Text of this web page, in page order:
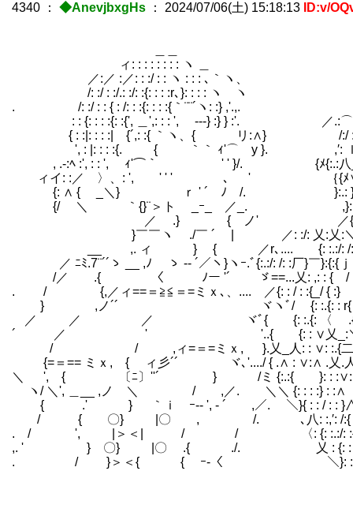
4340 ： ◆AnevjbxgHs ： 2024/07/06(土) 15:18:13 ID:v/
ィ: : : : : : : : ヽ ＿
／:／ :／: : :/ : : ヽ : : : ､｀ヽ、
/: :/ : :/.: :/: :{: : : :r､}: : : : ヽ
. /: :/ : : { : /: : :{: : : :{｀¨¨´ヽ: :} ,'.,.
: : {: : : :{: :{', ＿',: : : ', -‐‐} :} } :'. ／.:⌒ﾐ{/
{ : :|: : : :|ゝ{´,: :{ ｀ヽ、{ リ:∧} /:/ : ＿ﾐ{/
', : |: : : :{. ゝ{ ｀｀ ｨ'⌒ y }. ,′: ｌ{―ミ
, .-:ﾍ :', : : ', ｨ'⌒｀ ' ' }/. {ﾒ{:.:八_／
ィイ: :／ゝ〉、: ', ' ' ' ､ ' ｛{ﾒ∨:
{: ∧ { ゝ_＼} ｒ ' ´ ﾉ /. }:.: }: } /:
{/ ＼ ｀{}¨＞ト _ｰ_ ／_. ,}:./:.:{:.{:.r
ゞ ／ .} { ノ' ／{:.{: : {.:{ 乂=-
}￣￣ヽ ./￣ ´ | ／: :/: 乂:乂:＼}＞r:.... _
__ ,. ィ } { ／r､.... {: :.:/: /: : }:＼}: :乂ｊ}
／ ﾆﾐ.7¨´´ゝ __ ,ﾉ ゝ -‐ ´／ヽ}ヽｰ.ﾞ{:.:/: /: :厂}￣}:{:{
/／ .{ 〈 ﾉー '´ ゞ==...乂: ,: : { / ､
. / {,／ィ==＝≧≦＝=ミｘ､、.... ／{: : / :
} ,ノ´´ ヾヽﾞ/ {: :.{: : r{ 八.{ _｝
／ ／ ／ ヾﾞ{ {: :.{: 〈 .{ ::}: く＿__
´ ／ ' '..{ {: : ∨乂_:＼{ {_／:::/{/
/ / ,ィ=＝=ミｘ, }.乂_人: : ∨: :.{二} 〈/{::::::::/
{=＝== ミｘ, { ィ彡´´ ヾ､'..../ { .∧ : ∨:∧ .乂.人
＼ ', { ゞ〔ﾆ〕''´ } /ミ {:.:{ }: : :∨:∧ {、
ヽ/ ＼', ＿__ ,ノ ＼ / ,／. ＼＼ {: : : :} : :∧ .}
{ .' } ｀ｉ ｰ-- ', ‐ ´ ,／. ＼}{ : : / : : }∧ .} }
/ { 〇} |〇 , /. ､八: :,′: /:{ｌ } .} / {
. / ', |＞＜| / / 〈: {: :.:/: :{ｌ } .} .{ ├
,. ' } 〇} |〇 .{ ./. 乂 : {: : :{:,’.{ .乂
. / }＞＜{ { ｰ‐〈 ＼}: : }{..人